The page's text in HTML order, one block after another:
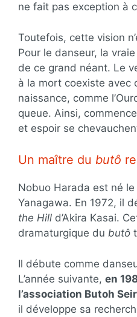
ne fait pas exception à
Toutefois, cette vision
Pour le danseur, la
de ce grand néant. Le
à la mort coexiste avec
naissance, comme
queue. Ainsi,
et espoir se
Un maître du butô
Nobuo Harada est né
Yanagawa. En 1972, il
the Hill d’Akira Kasai.
dramaturgique du butô
Il débute comme
L’année suivante, en
l’association Butoh
il développe sa